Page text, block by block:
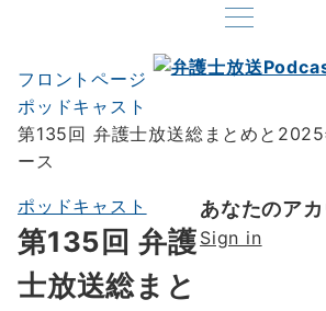
フロントページ
ポッドキャスト
第135回 弁護士放送総まとめと
ース
ポッドキャスト
第135回 弁護
士放送総まと
あなたのア
Sign in